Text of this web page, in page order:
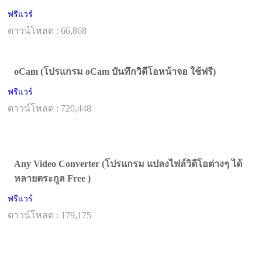
ฟรีแวร์
ดาวน์โหลด : 66,868
oCam (โปรแกรม oCam บันทึกวิดีโอหน้าจอ ใช้ฟรี)
ฟรีแวร์
ดาวน์โหลด : 720,448
Any Video Converter (โปรแกรม แปลงไฟล์วิดีโอต่างๆ ได้
หลายตระกูล Free )
ฟรีแวร์
ดาวน์โหลด : 179,175